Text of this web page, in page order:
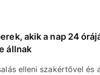
akik a nap 24
állnak
elleni szakértővel és